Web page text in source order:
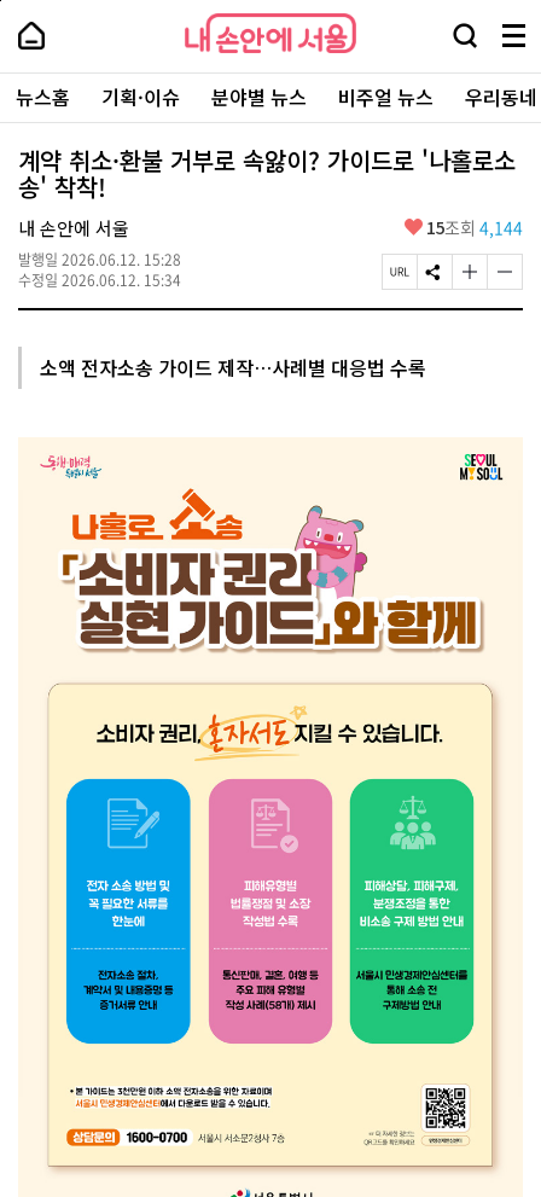
본
로
가
내
손
안
에
서
울
-
서
울
시
대
표
소
통
포
내
손
에
울
검
창
열
기
메
뉴
전
체
보
주
요
서
뉴스홈 기획·이슈 분야별 뉴스 비주얼 뉴스 우리동
계약 취소·환불 거부로 속앓이? 가이드로 '나홀로소
송' 착착!
내 손안에 서울
발행일 2026.06.12. 15:28
수정일 2026.06.12. 15:34
좋
요
15조회 4,144
페
이
R
L
S
N
글
자
하
기
글
자
하
소액 전자소송 가이드 제작…사례별 대응법 수록
페
상
단
로